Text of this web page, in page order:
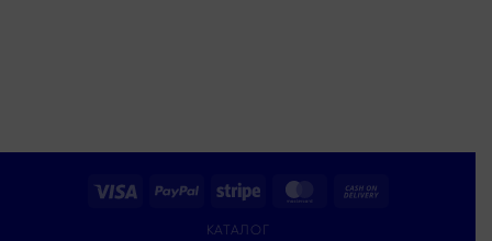
Visa PayPal Stripe MasterCard
КАТАЛОГ